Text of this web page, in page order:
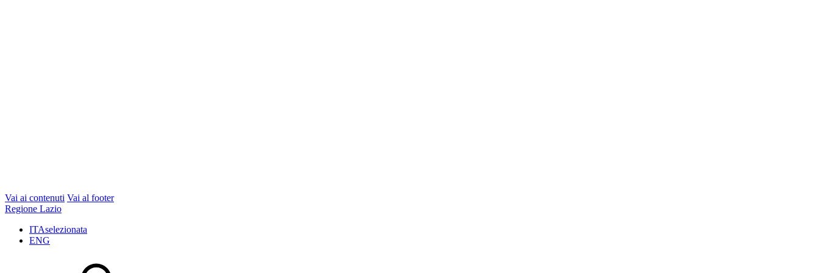
Vai ai contenuti Vai al footer
Regione Lazio
ITAselezionata
ENG